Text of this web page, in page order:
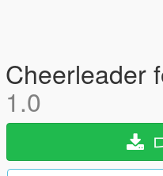
Cheerleader
1.0